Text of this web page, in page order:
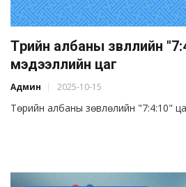
Төрийн албаны зөвлөлийн
мэдээллийн цаг
Админ 2025-10-15
Төрийн албаны зөвлөлийн "7:4:10"